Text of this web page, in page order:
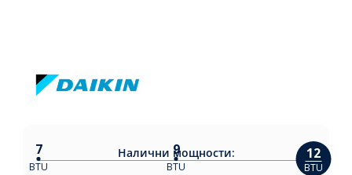
Налични мощности:
7
BTU
9
BTU
12
BTU